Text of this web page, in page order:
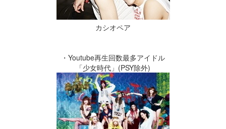
カシオペア
・Youtube再生回数最多アイドル
「少女時代」(PSY除外)